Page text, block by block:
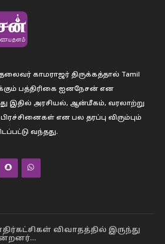
காமராஜர் திருக்கத்தால் Tamil
பத்திரிகை ஐனநேசன் என
இதில் அரசியல், ஆன்மீகம், வரலாற்று
என பல தரப்பு விரும்பும்
வந்தது.
விவாதத்தில் இருந்து